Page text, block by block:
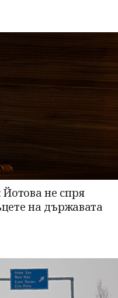
не спря
на държавата